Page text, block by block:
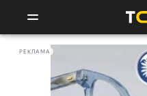
РЕКЛАМА